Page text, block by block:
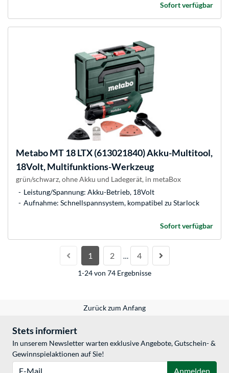
Sofort verfügbar
MetaboMT 18 LTX (613021840) Akku-Multitool,
18Volt, Multifunktions-Werkzeug
grün/schwarz, ohne Akku und Ladegerät, in metaBox
Leistung/Spannung: Akku-Betrieb, 18Volt
Aufnahme: Schnellspannsystem, kompatibel zu Starlock
Sofort verfügbar
1 2 … 4
1-24 von 74 Ergebnisse
Zurück zum Anfang
Stets informiert
In unserem Newsletter warten exklusive Angebote, Gutschein- &
Gewinnspielaktionen auf Sie!
Anmelden